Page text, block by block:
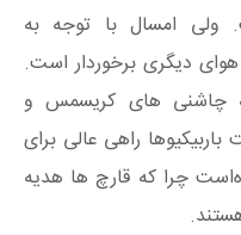
ولی امسال با توجه به
دیگری برخوردار است.
چاشنی های کریسمس و
راهی عالی برای
چرا که قارچ ها هدیه